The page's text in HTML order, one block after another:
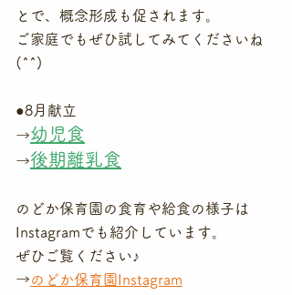
とで、概念形成も促されます。
ご家庭でもぜひ試してみてくださいね
(^^)
●8月献立
→幼児食
→後期離乳食
のどか保育園の食育や給食の様子は
Instagramでも紹介しています。
ぜひご覧ください♪
→のどか保育園Instagram